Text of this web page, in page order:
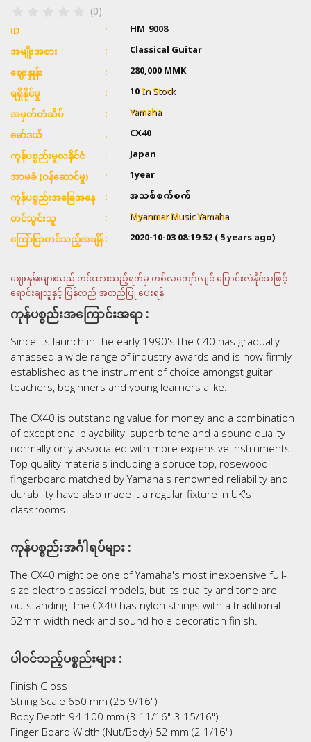
(0)
ID HM_9008
အမျိုးအစား Classical Guitar
ဈေးနှုန်း 280,000MMK
ရရှိနိုင်မှု 10In Stock
အမှတ်တံဆိပ် Yamaha
မော်ဒယ် CX40
ကုန်ပစ္စည်းမူလနိုင်ငံ Japan
အာမခံ (ဝန်ဆောင်မှု) 1year
ကုန်ပစ္စည်းအခြေအနေ အသစ်စက်စက်
တင်သွင်းသူ Myanmar Music Yamaha
ကြော်ငြာတင်သည့်အချိန် 2020-10-03 08:19:52( 5 years ago)
ဈေးနုန်းများသည် တင်ထားသည့်ရက်မှ တစ်လကျော်လျင် ပြောင်းလဲနိုင်သဖြင့်
ရောင်းချသူနှင့် ပြန်လည် အတည်ပြု ပေးရန်
ကုန်ပစ္စည်းအကြောင်းအရာ :
Since its launch in the early 1990's the C40 has gradually
amassed a wide range of industry awards and is now firmly
established as the instrument of choice amongst guitar
teachers, beginners and young learners alike.
The CX40 is outstanding value for money and a combination
of exceptional playability, superb tone and a sound quality
normally only associated with more expensive instruments.
Top quality materials including a spruce top, rosewood
fingerboard matched by Yamaha's renowned reliability and
durability have also made it a regular fixture in UK's
classrooms.
ကုန်ပစ္စည်းအင်္ဂါရပ်များ :
The CX40 might be one of Yamaha's most inexpensive full-
size electro classical models, but its quality and tone are
outstanding. The CX40 has nylon strings with a traditional
52mm width neck and sound hole decoration finish.
ပါဝင်သည့်ပစ္စည်းများ :
Finish Gloss
String Scale 650 mm (25 9/16")
Body Depth 94-100 mm (3 11/16"-3 15/16")
Finger Board Width (Nut/Body) 52 mm (2 1/16")